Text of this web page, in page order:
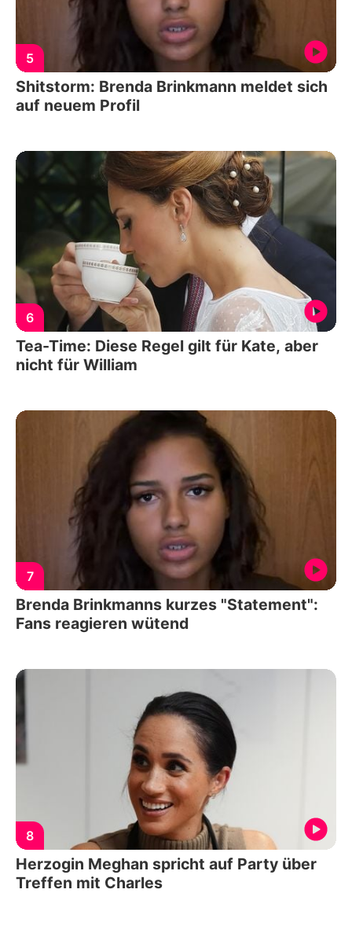
5
Shitstorm: Brenda Brinkmann meldet sich
auf neuem Profil
6
Tea-Time: Diese Regel gilt für Kate, aber
nicht für William
7
Brenda Brinkmanns kurzes "Statement":
Fans reagieren wütend
8
Herzogin Meghan spricht auf Party über
Treffen mit Charles